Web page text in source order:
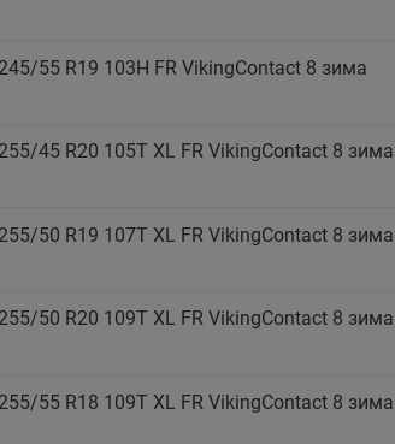
55 R19 103H FR VikingContact 8 зима
45 R20 105T XL FR VikingContact 8 зима
50 R19 107T XL FR VikingContact 8 зима
50 R20 109T XL FR VikingContact 8 зима
55 R18 109T XL FR VikingContact 8 зима